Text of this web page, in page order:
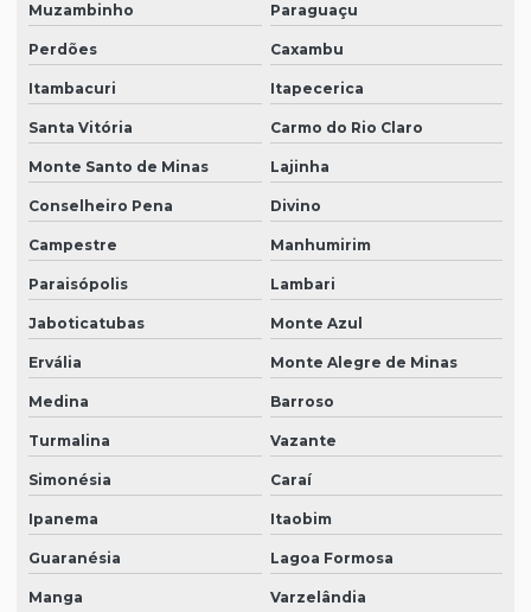
Muzambinho Paraguaçu
Perdões Caxambu
Itambacuri Itapecerica
Santa Vitória Carmo do Rio Claro
Monte Santo de Minas Lajinha
Conselheiro Pena Divino
Campestre Manhumirim
Paraisópolis Lambari
Jaboticatubas Monte Azul
Ervália Monte Alegre de Minas
Medina Barroso
Turmalina Vazante
Simonésia Caraí
Ipanema Itaobim
Guaranésia Lagoa Formosa
Manga Varzelândia